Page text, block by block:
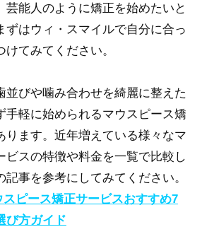
芸能人のように矯正を始めたいと
ずはウィ・スマイルで自分に合っ
てみてください。
並びや噛み合わせを綺麗に整えた
手軽に始められるマウスピース矯
ります。近年増えている様々なマ
ビスの特徴や料金を一覧で比較し
事を参考にしてみてください。
ピース矯正サービスおすすめ7
び方ガイド